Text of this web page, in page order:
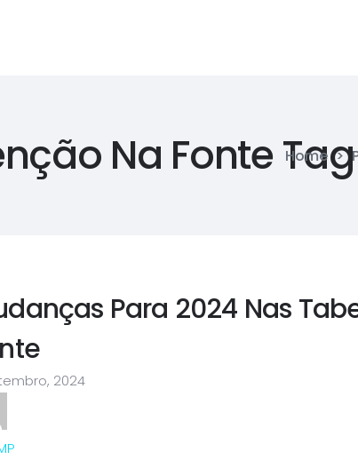
Na Fonte Tag
Home >
Para 2024 Nas
2024